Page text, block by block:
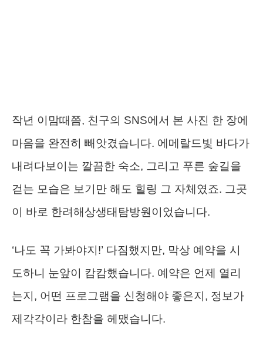
작년 이맘때쯤, 친구의 SNS에서 본 사진 한 장에
마음을 완전히 빼앗겼습니다. 에메랄드빛 바다가
내려다보이는 깔끔한 숙소, 그리고 푸른 숲길을
걷는 모습은 보기만 해도 힐링 그 자체였죠. 그곳
이 바로 한려해상생태탐방원이었습니다.
‘나도 꼭 가봐야지!’ 다짐했지만, 막상 예약을 시
도하니 눈앞이 캄캄했습니다. 예약은 언제 열리
는지, 어떤 프로그램을 신청해야 좋은지, 정보가
제각각이라 한참을 헤맸습니다.